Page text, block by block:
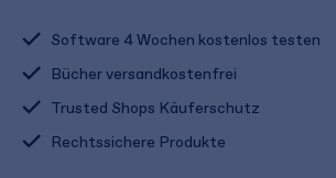
Software 4 Wochen kostenlos testen
Bücher versandkostenfrei
Trusted Shops Käuferschutz
Rechtssichere Produkte